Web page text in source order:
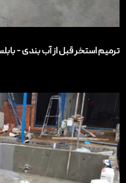
ترمیم استخر قبل از آب بندی -